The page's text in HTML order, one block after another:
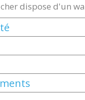
dispose d'un